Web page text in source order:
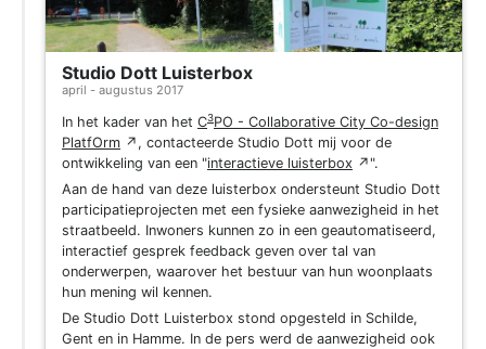
Studio Dott Luisterbox
april - augustus 2017
In het kader van het C3PO - Collaborative City Co-design
PlatfOrm ↗ , contacteerde Studio Dott mij voor de
ontwikkeling van een "interactieve luisterbox ↗ ".
Aan de hand van deze luisterbox ondersteunt Studio Dott
participatieprojecten met een fysieke aanwezigheid in het
straatbeeld. Inwoners kunnen zo in een geautomatiseerd,
interactief gesprek feedback geven over tal van
onderwerpen, waarover het bestuur van hun woonplaats
hun mening wil kennen.
De Studio Dott Luisterbox stond opgesteld in Schilde,
Gent en in Hamme. In de pers werd de aanwezigheid ook